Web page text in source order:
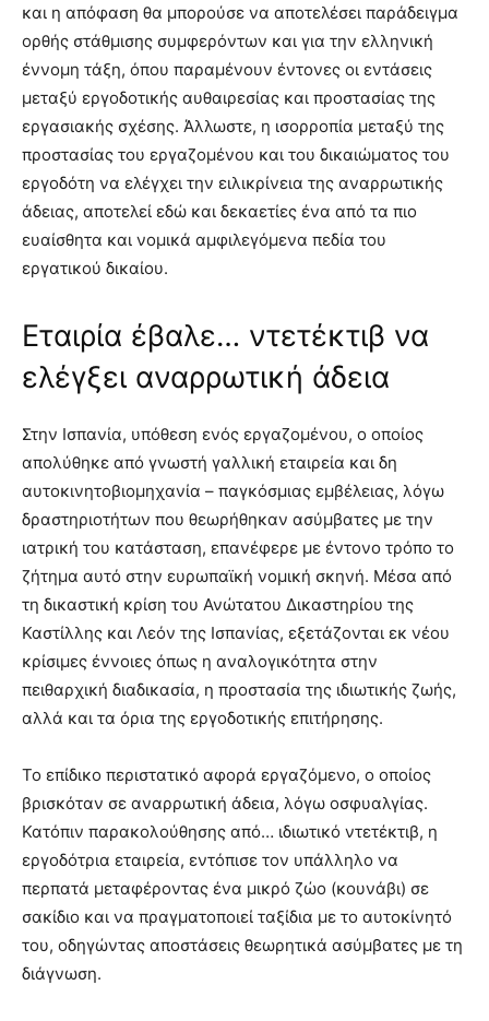
και η απόφαση θα μπορούσε να αποτελέσει παράδειγμα
ορθής στάθμισης συμφερόντων και για την ελληνική
έννομη τάξη, όπου παραμένουν έντονες οι εντάσεις
μεταξύ εργοδοτικής αυθαιρεσίας και προστασίας της
εργασιακής σχέσης. Άλλωστε, η ισορροπία μεταξύ της
προστασίας του εργαζομένου και του δικαιώματος του
εργοδότη να ελέγχει την ειλικρίνεια της αναρρωτικής
άδειας, αποτελεί εδώ και δεκαετίες ένα από τα πιο
ευαίσθητα και νομικά αμφιλεγόμενα πεδία του
εργατικού δικαίου.
Εταιρία έβαλε… ντετέκτιβ να
ελέγξει αναρρωτική άδεια
Στην Ισπανία, υπόθεση ενός εργαζομένου, ο οποίος
απολύθηκε από γνωστή γαλλική εταιρεία και δη
αυτοκινητοβιομηχανία – παγκόσμιας εμβέλειας, λόγω
δραστηριοτήτων που θεωρήθηκαν ασύμβατες με την
ιατρική του κατάσταση, επανέφερε με έντονο τρόπο το
ζήτημα αυτό στην ευρωπαϊκή νομική σκηνή. Μέσα από
τη δικαστική κρίση του Ανώτατου Δικαστηρίου της
Καστίλλης και Λεόν της Ισπανίας, εξετάζονται εκ νέου
κρίσιμες έννοιες όπως η αναλογικότητα στην
πειθαρχική διαδικασία, η προστασία της ιδιωτικής ζωής,
αλλά και τα όρια της εργοδοτικής επιτήρησης.
Το επίδικο περιστατικό αφορά εργαζόμενο, ο οποίος
βρισκόταν σε αναρρωτική άδεια, λόγω οσφυαλγίας.
Κατόπιν παρακολούθησης από… ιδιωτικό ντετέκτιβ, η
εργοδότρια εταιρεία, εντόπισε τον υπάλληλο να
περπατά μεταφέροντας ένα μικρό ζώο (κουνάβι) σε
σακίδιο και να πραγματοποιεί ταξίδια με το αυτοκίνητό
του, οδηγώντας αποστάσεις θεωρητικά ασύμβατες με τη
διάγνωση.